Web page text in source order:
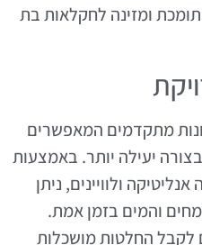
ומזינה לחקלאות בת
מתקדמים המאפשרים
יעילה יותר. באמצעות
ולוויינים, ניתן
והמים בזמן אמת.
לקבל החלטות מושכלות